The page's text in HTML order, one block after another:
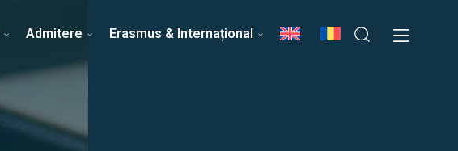
Știri Echipa Facultății
Admitere Erasmus & Internațional